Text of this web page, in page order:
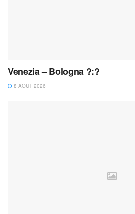
Venezia – Bologna ?:?
8 AOÛT 2026